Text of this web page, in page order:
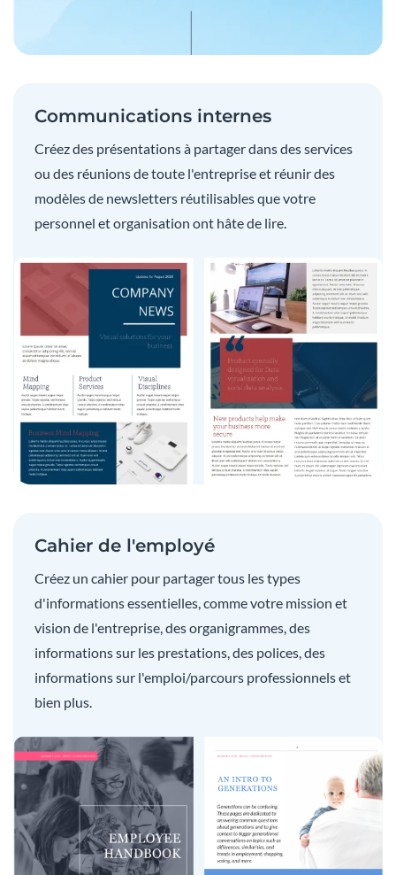
Communications internes
Créez des présentations à partager dans des services
ou des réunions de toute l'entreprise et réunir des
modèles de newsletters réutilisables que votre
personnel et organisation ont hâte de lire.
Cahier de l'employé
Créez un cahier pour partager tous les types
d'informations essentielles, comme votre mission et
vision de l'entreprise, des organigrammes, des
informations sur les prestations, des polices, des
informations sur l'emploi/parcours professionnels et
bien plus.